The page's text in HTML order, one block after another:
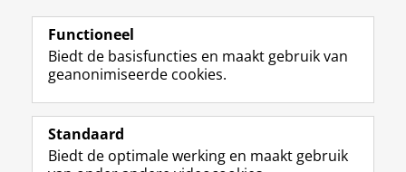
Volg de RUG
F
a
e
L
i
k
R
S
-
I
n
t
Y
o
T
Studiekiezers
Functioneel
Biedt de basisfuncties en maakt gebruik van
geanonimiseerde cookies.
Standaard
Biedt de optimale werking en maakt gebruik